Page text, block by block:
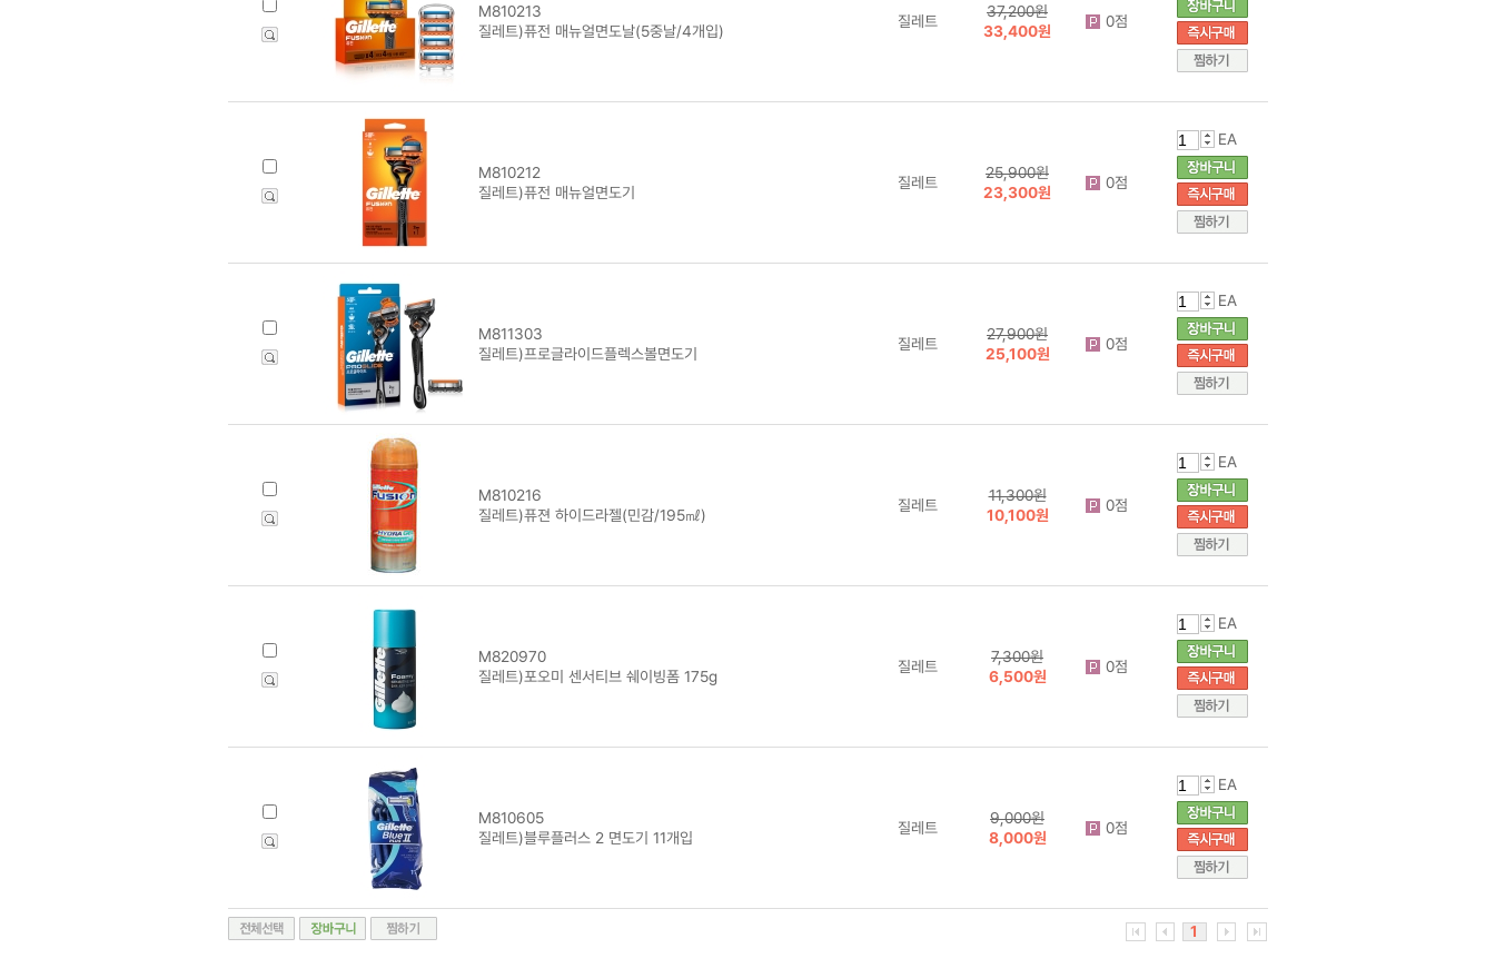
M810213
질레트)퓨전 매뉴얼면도날(5중날/4개입)
질레트
37,200원
33,400원
0점
M810212
질레트)퓨전 매뉴얼면도기
질레트
25,900원
23,300원
0점
EA
M811303
질레트)프로글라이드플렉스볼면도기
질레트
27,900원
25,100원
0점
EA
M810216
질레트)퓨젼 하이드라젤(민감/195㎖)
질레트
11,300원
10,100원
0점
EA
M820970
질레트)포오미 센서티브 쉐이빙폼 175g
질레트
7,300원
6,500원
0점
EA
M810605
질레트)블루플러스 2 면도기 11개입
질레트
9,000원
8,000원
0점
EA
1